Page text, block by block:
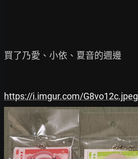
買了乃愛、小依、夏音的週邊
https://i.imgur.com/G8vo12c.jpeg